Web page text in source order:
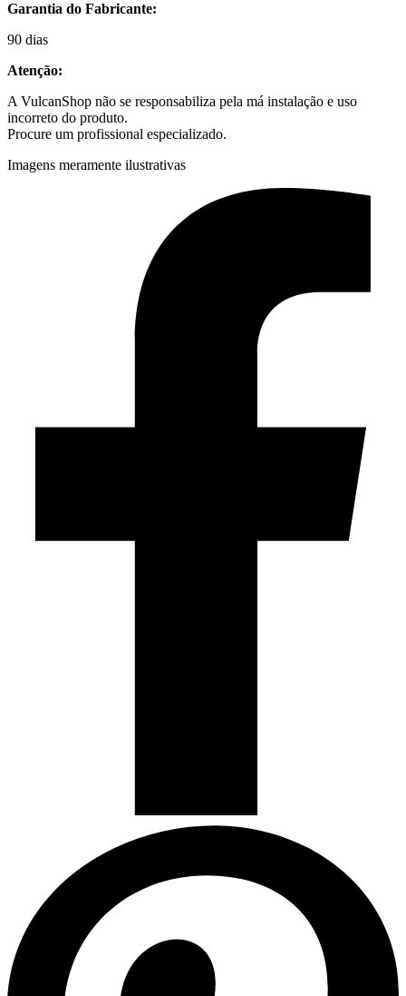
Garantia do Fabricante:
90 dias
Atenção:
A VulcanShop não se responsabiliza pela má instalação e uso
incorreto do produto.
Procure um profissional especializado.
Imagens meramente ilustrativas